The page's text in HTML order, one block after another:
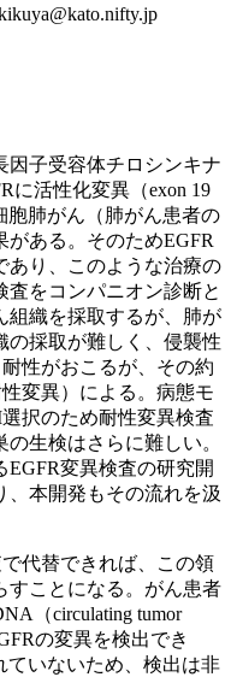
子受容体チロシンキナ
に活性化変異（exon 19
胞肺がん（肺がん患者の
がある。そのためEGFR
あり、このような治療の
をコンパニオン診断と
組織を採取するが、肺が
の採取が難しく、侵襲性
性がおこるが、その約
変異）による。病態モ
択のため耐性変異検査
生検はさらに難しい。
変異検査の研究開
、本開発もその流れを汲
代替できれば、この領
すことになる。がん患者
（circulating tumor
の変異を検出でき
ていないため、検出は非